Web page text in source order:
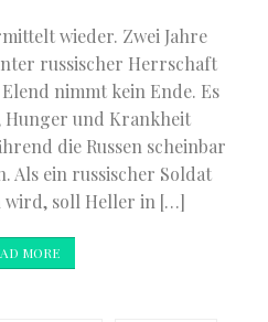
wieder. Zwei Jahre
russischer Herrschaft
nimmt kein Ende. Es
Hunger und Krankheit
die Russen scheinbar
Als ein russischer Soldat
wird, soll Heller in […]
MORE